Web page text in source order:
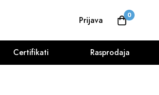
Prijava 0
Certifikati Rasprodaja